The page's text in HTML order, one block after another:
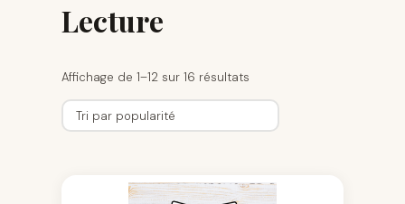
Lecture
Affichage de 1–12 sur 16 résultats